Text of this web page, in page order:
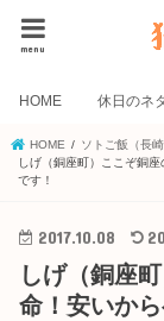
menu
HOME 休日のネ
HOME
ソトご飯（長崎
しげ（銅座町）ここぞ銅
です！
2017.10.08
しげ（銅座
命！安いか